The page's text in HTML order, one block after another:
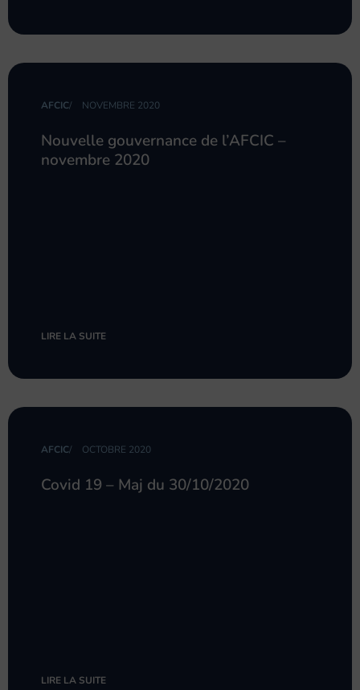
AFCIC/ NOVEMBRE 2020
Nouvelle gouvernance de l’AFCIC –
novembre 2020
LIRE LA SUITE
AFCIC/ OCTOBRE 2020
Covid 19 – Maj du 30/10/2020
LIRE LA SUITE